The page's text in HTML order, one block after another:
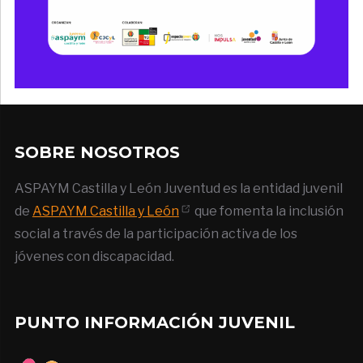
SOBRE NOSOTROS
ASPAYM Castilla y León Juventud es la entidad juvenil
de ASPAYM Castilla y León
que fomenta la inclusión
social a través de la participación activa de los
jóvenes con discapacidad.
PUNTO INFORMACIÓN JUVENIL